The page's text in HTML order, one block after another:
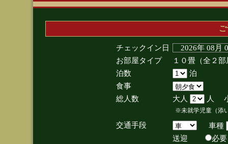
チェックイン日
2026年 08
お部屋タイプ
１０畳（全２
泊数
泊
食事
総人数
大人 人
※未就学児童（添
交通手段
車種
送迎